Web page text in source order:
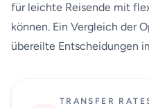
für leichte Reisende mit
können. Ein Vergleich der
übereilte Entscheidungen
TRANSFER